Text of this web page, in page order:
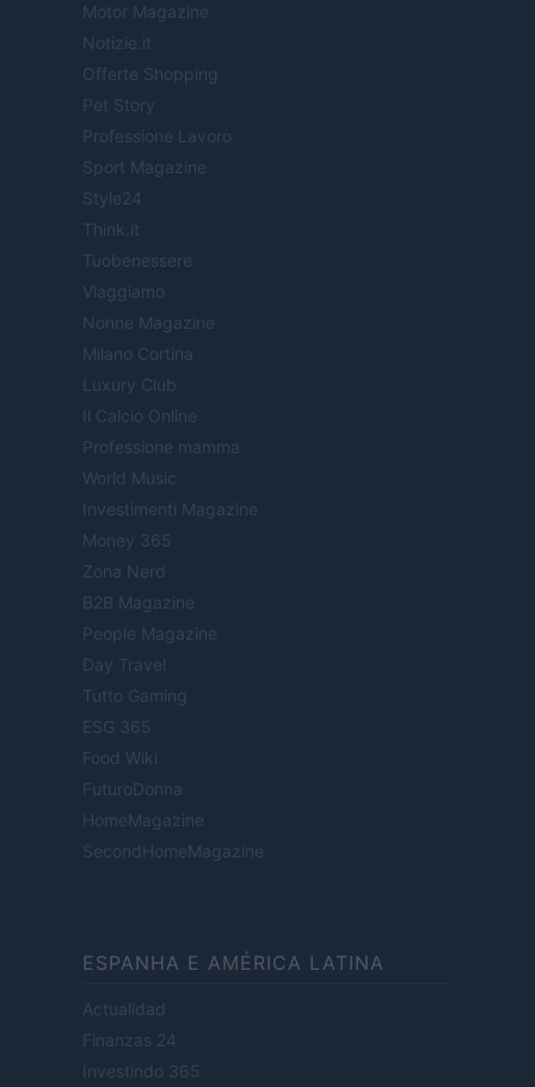
Motor Magazine
Notizie.it
Offerte Shopping
Pet Story
Professione Lavoro
Sport Magazine
Style24
Think.it
Tuobenessere
Viaggiamo
Nonne Magazine
Milano Cortina
Luxury Club
Il Calcio Online
Professione mamma
World Music
Investimenti Magazine
Money 365
Zona Nerd
B2B Magazine
People Magazine
Day Travel
Tutto Gaming
ESG 365
Food Wiki
FuturoDonna
HomeMagazine
SecondHomeMagazine
ESPANHA E AMÉRICA LATINA
Actualidad
Finanzas 24
Investindo 365